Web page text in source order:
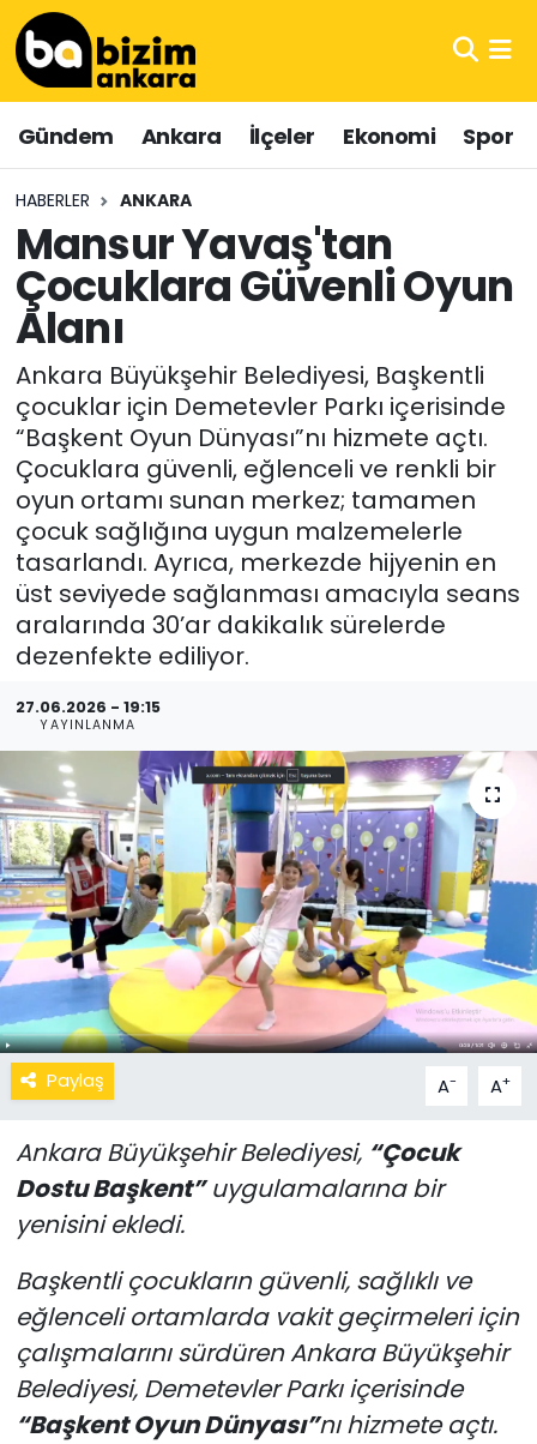
Gündem Ankara İlçeler Ekonomi Spor
HABERLER ANKARA
Mansur Yavaş'tan
Çocuklara Güvenli Oyun
Alanı
Ankara Büyükşehir Belediyesi, Başkentli
çocuklar için Demetevler Parkı içerisinde
“Başkent Oyun Dünyası”nı hizmete açtı.
Çocuklara güvenli, eğlenceli ve renkli bir
oyun ortamı sunan merkez; tamamen
çocuk sağlığına uygun malzemelerle
tasarlandı. Ayrıca, merkezde hijyenin en
üst seviyede sağlanması amacıyla seans
aralarında 30’ar dakikalık sürelerde
dezenfekte ediliyor.
27.06.2026 - 19:15
YAYINLANMA
Paylaş A- A+
Ankara Büyükşehir Belediyesi, “Çocuk
Dostu Başkent”uygulamalarına bir
yenisini ekledi.
Başkentli çocukların güvenli, sağlıklı ve
eğlenceli ortamlarda vakit geçirmeleri için
çalışmalarını sürdüren Ankara Büyükşehir
Belediyesi, Demetevler Parkı içerisinde
“Başkent Oyun Dünyası”nı hizmete açtı.
Hava Durumu
Trafik Durumu
Süper Lig Puan Durumu ve Fikstür
Tüm Manşetler
Son Dakika Haberleri
Haber Arşivi